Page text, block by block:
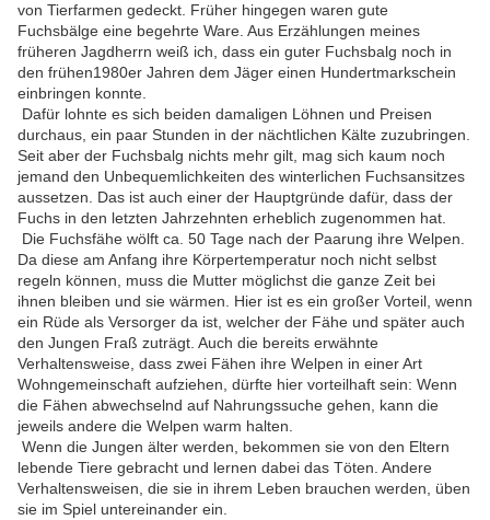
von Tierfarmen gedeckt. Früher hingegen waren gute
Fuchsbälge eine begehrte Ware. Aus Erzählungen meines
früheren Jagdherrn weiß ich, dass ein guter Fuchsbalg noch in
den frühen1980er Jahren dem Jäger einen Hundertmarkschein
einbringen konnte.
Dafür lohnte es sich beiden damaligen Löhnen und Preisen
durchaus, ein paar Stunden in der nächtlichen Kälte zuzubringen.
Seit aber der Fuchsbalg nichts mehr gilt, mag sich kaum noch
jemand den Unbequemlichkeiten des winterlichen Fuchsansitzes
aussetzen. Das ist auch einer der Hauptgründe dafür, dass der
Fuchs in den letzten Jahrzehnten erheblich zugenommen hat.
Die Fuchsfähe wölft ca. 50 Tage nach der Paarung ihre Welpen.
Da diese am Anfang ihre Körpertemperatur noch nicht selbst
regeln können, muss die Mutter möglichst die ganze Zeit bei
ihnen bleiben und sie wärmen. Hier ist es ein großer Vorteil, wenn
ein Rüde als Versorger da ist, welcher der Fähe und später auch
den Jungen Fraß zuträgt. Auch die bereits erwähnte
Verhaltensweise, dass zwei Fähen ihre Welpen in einer Art
Wohngemeinschaft aufziehen, dürfte hier vorteilhaft sein: Wenn
die Fähen abwechselnd auf Nahrungssuche gehen, kann die
jeweils andere die Welpen warm halten.
Wenn die Jungen älter werden, bekommen sie von den Eltern
lebende Tiere gebracht und lernen dabei das Töten. Andere
Verhaltensweisen, die sie in ihrem Leben brauchen werden, üben
sie im Spiel untereinander ein.